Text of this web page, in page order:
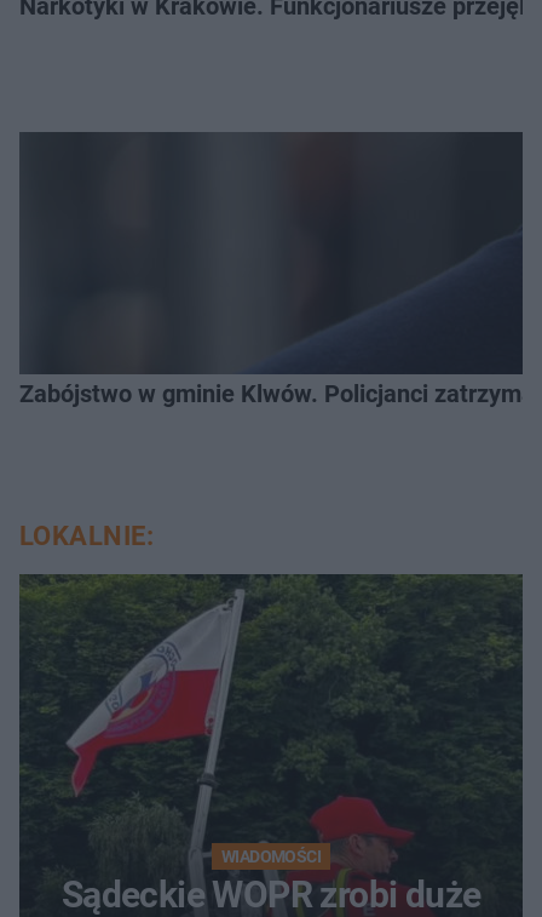
Zabójstwo w gminie Klwów. Policjanci
LOKALNIE:
WIADOMOŚCI
Sądeckie WOPR zrobi duże